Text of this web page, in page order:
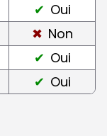
Oui
Non
Oui
Oui